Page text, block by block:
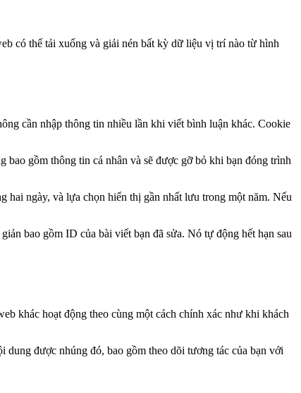
có thể tải xuống và giải nén bất kỳ dữ liệu vị trí nào từ hình
cần nhập thông tin nhiều lần khi viết bình luận khác. Cookie
gồm thông tin cá nhân và sẽ được gỡ bỏ khi bạn đóng trình
hai ngày, và lựa chọn hiển thị gần nhất lưu trong một năm. Nếu
bao gồm ID của bài viết bạn đã sửa. Nó tự động hết hạn sau
khác hoạt động theo cùng một cách chính xác như khi khách
được nhúng đó, bao gồm theo dõi tương tác của bạn với